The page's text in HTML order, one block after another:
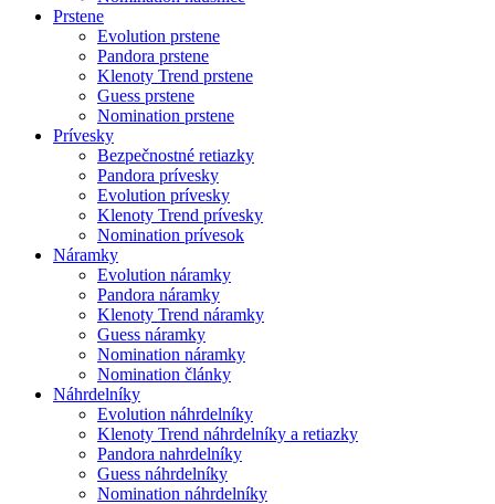
Prstene
Evolution prstene
Pandora prstene
Klenoty Trend prstene
Guess prstene
Nomination prstene
Prívesky
Bezpečnostné retiazky
Pandora prívesky
Evolution prívesky
Klenoty Trend prívesky
Nomination prívesok
Náramky
Evolution náramky
Pandora náramky
Klenoty Trend náramky
Guess náramky
Nomination náramky
Nomination články
Náhrdelníky
Evolution náhrdelníky
Klenoty Trend náhrdelníky a retiazky
Pandora nahrdelníky
Guess náhrdelníky
Nomination náhrdelníky